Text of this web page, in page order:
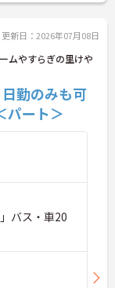
更新日：2026年07月08日
ムやすらぎの里けや
勤のみも可
パート＞
バス・車20